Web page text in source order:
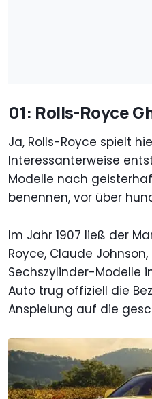
01: Rolls-Royce
Ja, Rolls-Royce spielt
Interessanterweise
Modelle nach
benennen, vor über
Im Jahr 1907 ließ der
Royce, Claude
Sechszylinder-Modelle
Auto trug offiziell die
Anspielung auf die